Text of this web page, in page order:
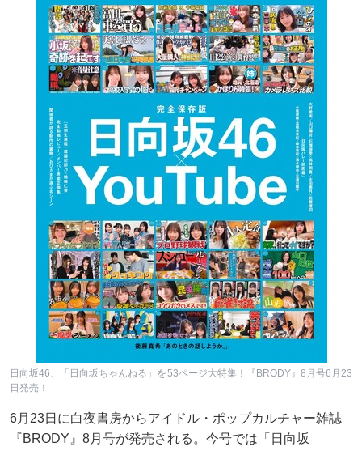
日向坂46、「日向坂ちゃんねる」を53ページ大特集！『BRODY』8月号6月23
日発売！
6月23日に白夜書房からアイドル・ポップカルチャー雑誌
『BRODY』8月号が発売される。今号では「日向坂